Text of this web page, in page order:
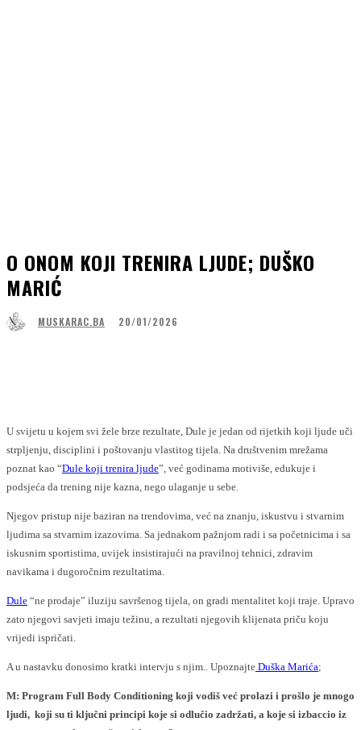
O ONOM KOJI TRENIRA LJUDE; DUŠKO
MARIĆ
MUSKARAC.BA 20/01/2026
U svijetu u kojem svi žele brze rezultate, Dule je jedan od rijetkih koji ljude uči
strpljenju, disciplini i poštovanju vlastitog tijela. Na društvenim mrežama
poznat kao “Dule koji trenira ljude”, već godinama motiviše, edukuje i
podsjeća da trening nije kazna, nego ulaganje u sebe.
Njegov pristup nije baziran na trendovima, već na znanju, iskustvu i stvarnim
ljudima sa stvarnim izazovima. Sa jednakom pažnjom radi i sa početnicima i sa
iskusnim sportistima, uvijek insistirajući na pravilnoj tehnici, zdravim
navikama i dugoročnim rezultatima.
Dule “ne prodaje” iluziju savršenog tijela, on gradi mentalitet koji traje. Upravo
zato njegovi savjeti imaju težinu, a rezultati njegovih klijenata priču koju
vrijedi ispričati.
A u nastavku donosimo kratki intervju s njim.. Upoznajte Duška Marića;
M: Program Full Body Conditioning koji vodiš već prolazi i prošlo je mnogo
ljudi, koji su ti ključni principi koje si odlučio zadržati, a koje si izbaccio iz